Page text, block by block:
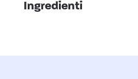
Ingredienti